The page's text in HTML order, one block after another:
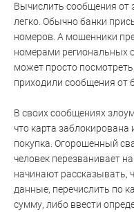
Вычислить сообщения от
легко. Обычно банки
номеров. А мошенники
номерами региональных
может просто
приходили сообщения от
В своих сообщениях
что карта
покупка. Огорошенный
человек перезванивает
начинают рассказывать,
данные, перечислить по
сумму, либо ввести